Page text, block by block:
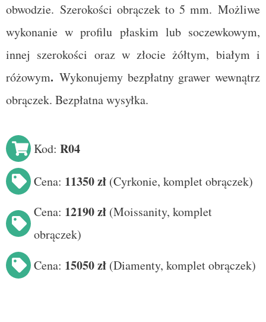
obwodzie. Szerokości obrączek to 5 mm. Możliwe
wykonanie w profilu płaskim lub soczewkowym,
innej szerokości oraz w złocie żółtym, białym i
różowym. Wykonujemy bezpłatny grawer wewnątrz
obrączek. Bezpłatna wysyłka.
Kod: R04
Cena: 11350 zł (Cyrkonie, komplet obrączek)
Cena: 12190 zł (Moissanity, komplet
obrączek)
Cena: 15050 zł (Diamenty, komplet obrączek)